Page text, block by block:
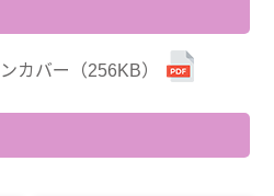
カバー（256KB）